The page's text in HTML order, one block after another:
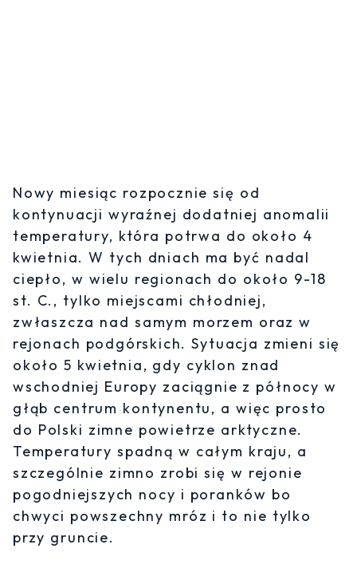
Nowy miesiąc rozpocznie się od
kontynuacji wyraźnej dodatniej anomalii
temperatury, która potrwa do około 4
kwietnia. W tych dniach ma być nadal
ciepło, w wielu regionach do około 9-18
st. C., tylko miejscami chłodniej,
zwłaszcza nad samym morzem oraz w
rejonach podgórskich. Sytuacja zmieni się
około 5 kwietnia, gdy cyklon znad
wschodniej Europy zaciągnie z północy w
głąb centrum kontynentu, a więc prosto
do Polski zimne powietrze arktyczne.
Temperatury spadną w całym kraju, a
szczególnie zimno zrobi się w rejonie
pogodniejszych nocy i poranków bo
chwyci powszechny mróz i to nie tylko
przy gruncie.